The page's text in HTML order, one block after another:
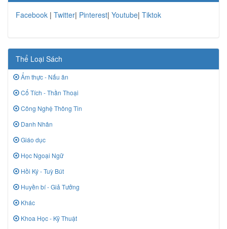
Facebook | Twitter| Pinterest| Youtube| Tiktok
Thể Loại Sách
Ẩm thực - Nấu ăn
Cổ Tích - Thần Thoại
Công Nghệ Thông Tin
Danh Nhân
Giáo dục
Học Ngoại Ngữ
Hồi Ký - Tuỳ Bút
Huyền bí - Giả Tưởng
Khác
Khoa Học - Kỹ Thuật